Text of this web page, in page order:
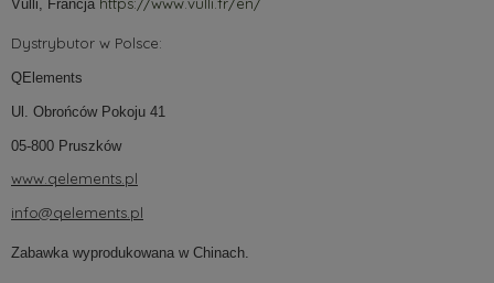
Vulli, Francja
Dystrybutor w Polsce:
QElements
Ul. Obrońców Pokoju 41
05-800 Pruszków
www.qelements.pl
info@qelements.pl
Zabawka wyprodukowana w Chinach.